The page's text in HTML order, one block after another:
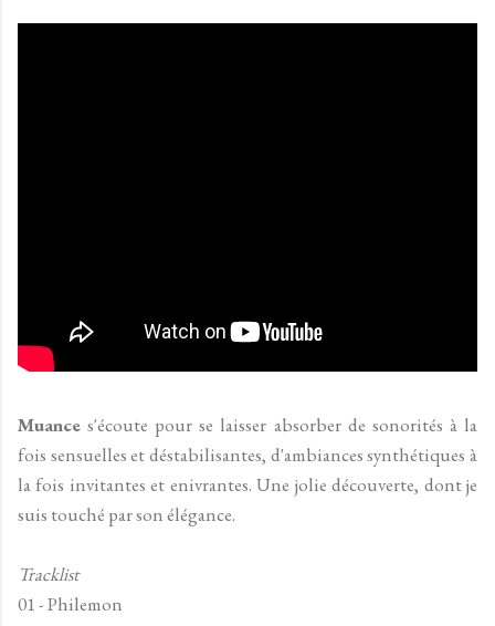
Muance s'écoute pour se laisser absorber de sonorités à la
fois sensuelles et déstabilisantes, d'ambiances synthétiques à
la fois invitantes et enivrantes. Une jolie découverte, dont je
suis touché par son élégance.
Tracklist
01 - Philemon